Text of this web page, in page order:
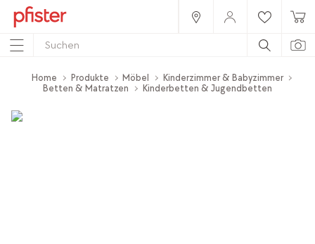
Home Produkte Möbel
Kinderzimmer & Babyzimmer
Betten & Matratzen
Kinderbetten & Jugendbetten